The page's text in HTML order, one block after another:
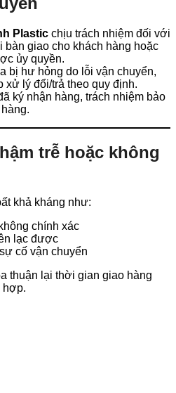
Plastic chịu trách nhiệm đối với
bàn giao cho khách hàng hoặc
ủy quyền.
bị hư hỏng do lỗi vận chuyển,
xử lý đổi/trả theo quy định.
ký nhận hàng, trách nhiệm bảo
trễ hoặc không
khả kháng như:
chính xác
lạc được
cố vận chuyển
thuận lại thời gian giao hàng
hợp.